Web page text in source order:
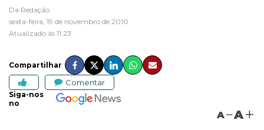
Da Redação
sexta-feira, 19 de novembro de 2010
Atualizado às 11:23
Compartilhar
Comentar
Siga-nos
no
A A